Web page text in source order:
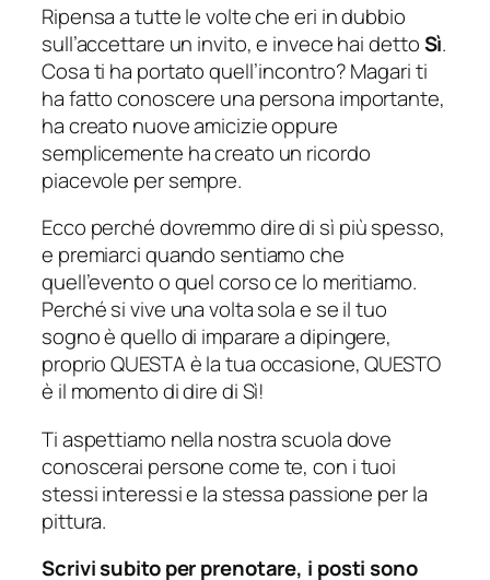
Ripensa a tutte le volte che eri in dubbio
sull’accettare un invito, e invece hai dettoSì.
Cosa ti ha portato quell’incontro? Magari ti
ha fatto conoscere una persona importante,
ha creato nuove amicizie oppure
semplicemente ha creato un ricordo
piacevole per sempre.
Ecco perché dovremmo dire di sì più spesso,
e premiarci quando sentiamo che
quell’evento o quel corso ce lo meritiamo.
Perché si vive una volta sola e se il tuo
sogno è quello di imparare a dipingere,
proprio QUESTA è la tua occasione, QUESTO
è il momento di dire di Sì!
Ti aspettiamo nella nostra scuola dove
conoscerai persone come te, con i tuoi
stessi interessi e la stessa passione per la
pittura.
Scrivi subito per prenotare, i posti sono